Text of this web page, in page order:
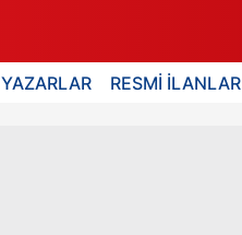
YAZARLAR RESMİ İLANLAR